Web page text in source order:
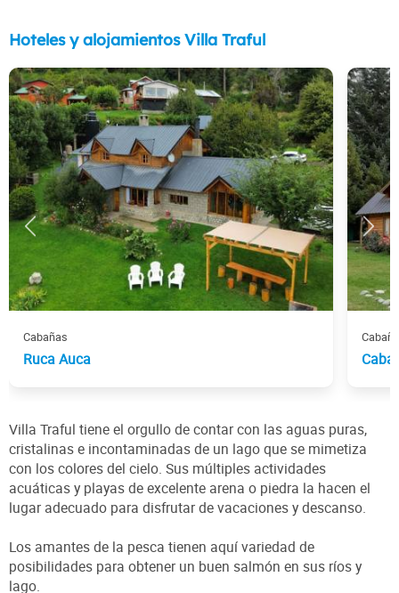
Hoteles y alojamientos Villa Traful
Cabañas
Ruca Auca
Villa Traful tiene el orgullo de contar con las aguas puras,
cristalinas e incontaminadas de un lago que se mimetiza
con los colores del cielo. Sus múltiples actividades
acuáticas y playas de excelente arena o piedra la hacen el
lugar adecuado para disfrutar de vacaciones y descanso.
Los amantes de la pesca tienen aquí variedad de
posibilidades para obtener un buen salmón en sus ríos y
lago.